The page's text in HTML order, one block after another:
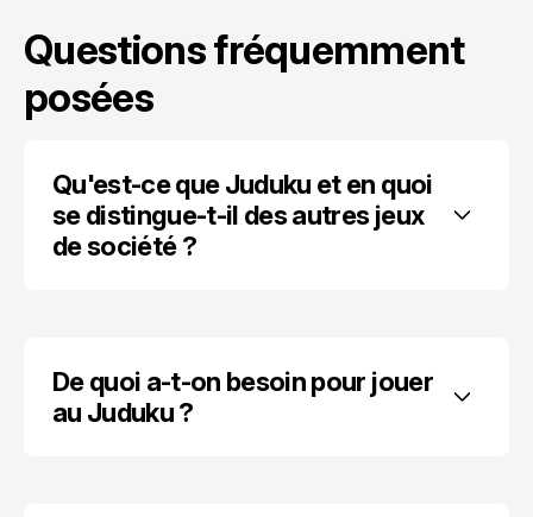
Questions fréquemment
posées
Qu'est-ce que Juduku et en quoi
se distingue-t-il des autres jeux
de société ?
De quoi a-t-on besoin pour jouer
au Juduku ?